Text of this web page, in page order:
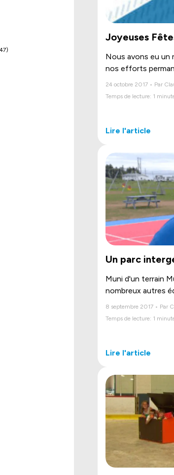
Joyeuses
Nous avons eu un
nos efforts
24 octobre 2017 • Par
Temps de lecture: 1
Lire l'article
Un parc
Muni d'un terrain
nombreux autres
8 septembre 2017 • Par
Temps de lecture: 1
Lire l'article